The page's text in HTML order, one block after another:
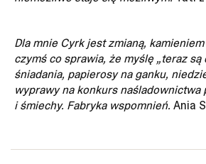
Dla mnie Cyrk jest zmianą,
czymś co sprawia, że myślę „teraz są
śniadania, papierosy na ganku,
wyprawy na konkurs naśladownictwa
i śmiechy. Fabryka wspomnień. Ania